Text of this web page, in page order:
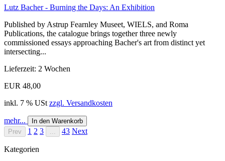
Lutz Bacher - Burning the Days: An Exhibition
Published by Astrup Fearnley Museet, WIELS, and Roma
Publications, the catalogue brings together three newly
commissioned essays approaching Bacher's art from distinct yet
intersecting...
Lieferzeit: 2 Wochen
EUR 48,00
inkl. 7 % USt zzgl. Versandkosten
mehr...
In den Warenkorb
Prev
1 2 3 43 Next
Kategorien